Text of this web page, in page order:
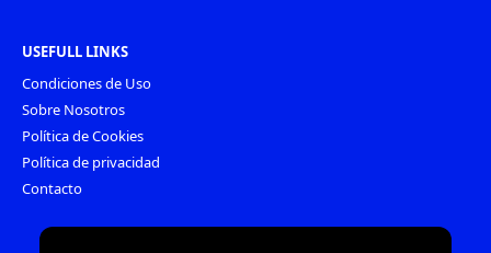
USEFULL LINKS
Condiciones de Uso
Sobre Nosotros
Política de Cookies
Política de privacidad
Contacto